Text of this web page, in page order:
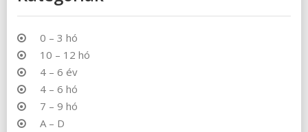
0 – 3 hó
10 – 12 hó
4 – 6 év
4 – 6 hó
7 – 9 hó
A – D